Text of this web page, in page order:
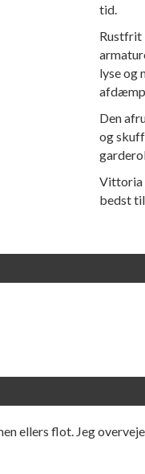
tid.
Rustfrit
lyse og
Den
og
Vittoria
bedst
ellers flot. Jeg